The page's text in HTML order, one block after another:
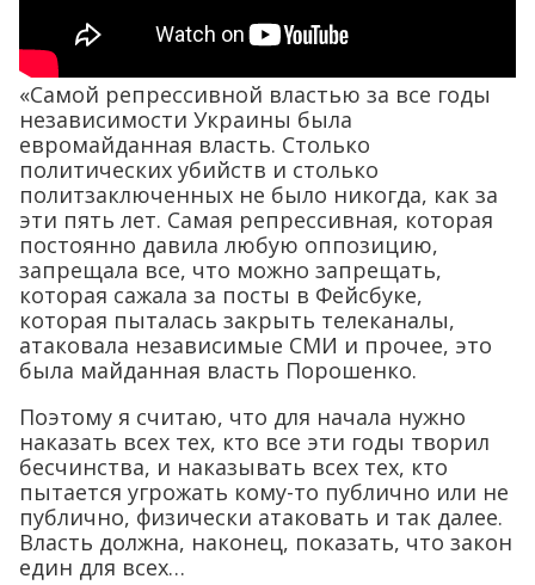
«Самой репрессивной властью за все годы
независимости Украины была
евромайданная власть. Столько
политических убийств и столько
политзаключенных не было никогда, как за
эти пять лет. Самая репрессивная, которая
постоянно давила любую оппозицию,
запрещала все, что можно запрещать,
которая сажала за посты в Фейсбуке,
которая пыталась закрыть телеканалы,
атаковала независимые СМИ и прочее, это
была майданная власть Порошенко.
Поэтому я считаю, что для начала нужно
наказать всех тех, кто все эти годы творил
бесчинства, и наказывать всех тех, кто
пытается угрожать кому-то публично или не
публично, физически атаковать и так далее.
Власть должна, наконец, показать, что закон
един для всех…